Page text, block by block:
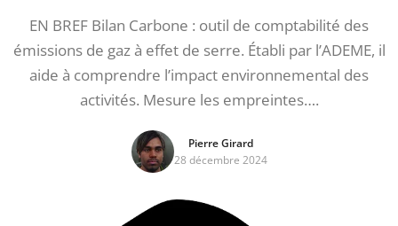
EN BREF Bilan Carbone : outil de comptabilité des
émissions de gaz à effet de serre. Établi par l’ADEME, il
aide à comprendre l’impact environnemental des
activités. Mesure les empreintes….
Pierre Girard
28 décembre 2024